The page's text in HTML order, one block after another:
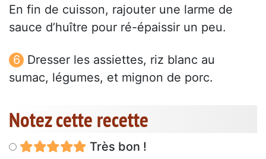
En fin de cuisson, rajouter une larme de
sauce d’huître pour ré-épaissir un peu.
Dresser les assiettes, riz blanc au
sumac, légumes, et mignon de porc.
Notez cette recette
Très bon !